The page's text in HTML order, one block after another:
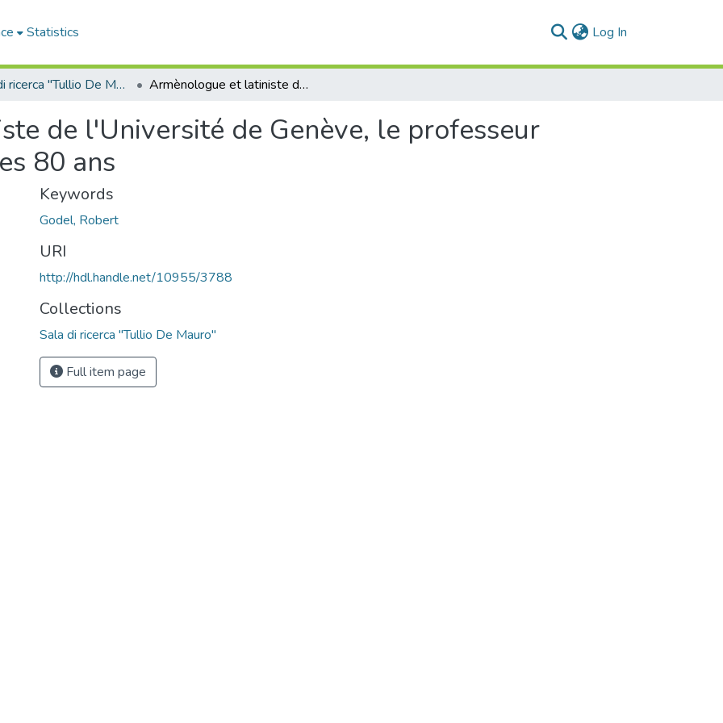
Statistics Log In
Sala di ricerca "Tullio De Mauro" Armènologue et latiniste de l'Université de Genève, le professeur Robert Godel a fêté ses 80 ans
de l'Université de Genève, le professeur
80 ans
Keywords
Godel, Robert
URI
http://hdl.handle.net/10955/3788
Collections
Sala di ricerca "Tullio De Mauro"
Full item page